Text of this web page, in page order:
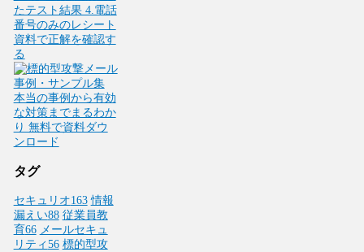
タグ
セキュリオ163 情報
漏えい88 従業員教
育66 メールセキュ
リティ 56 標的型攻